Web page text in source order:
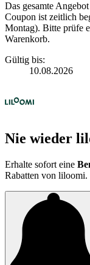
Das gesamte
Coupon ist zeitlich
Montag). Bitte prüfe
Warenkorb.
Gültig bis:
10.08.2026
Nie wieder
Erhalte sofort eine
Rabatten von liloomi.